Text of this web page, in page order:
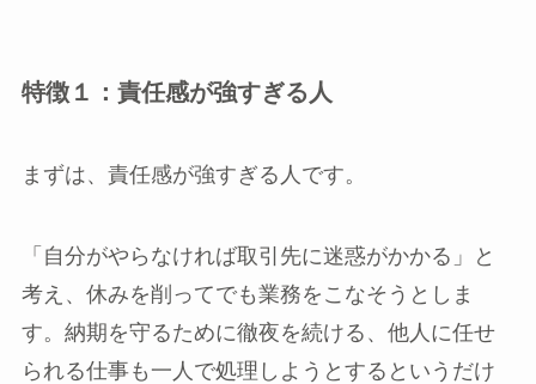
特徴１：責任感が強すぎる人
まずは、責任感が強すぎる人です。
「自分がやらなければ取引先に迷惑がかかる」と
考え、休みを削ってでも業務をこなそうとしま
す。納期を守るために徹夜を続ける、他人に任せ
られる仕事も一人で処理しようとするというだけ